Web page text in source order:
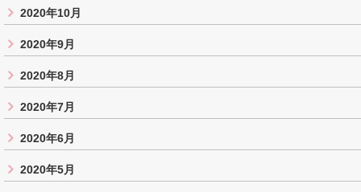
2020年10月
2020年9月
2020年8月
2020年7月
2020年6月
2020年5月